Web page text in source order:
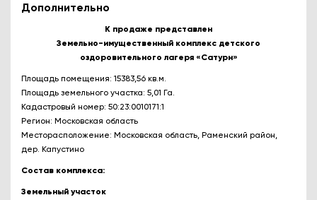
Дополнительно
К продаже представлен
Земельно-имущественный комплекс детского
оздоровительного лагеря «Сатурн»
Площадь помещения: 15383,56 кв.м.
Площадь земельного участка: 5,01 Га.
Кадастровый номер: 50:23:0010171:1
Регион: Московская область
Месторасположение: Московская область, Раменский район,
дер. Капустино
Состав комплекса:
Земельный участок